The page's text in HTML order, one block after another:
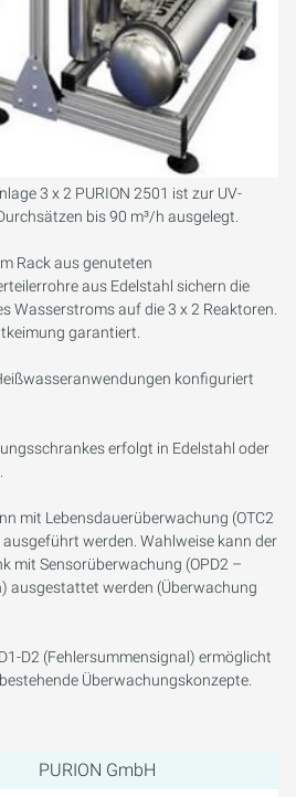
3 x 2 PURION 2501 ist zur UV-
bis 90 m³/h ausgelegt.
Rack aus genuteten
aus Edelstahl sichern die
Wasserstroms auf die 3 x 2 Reaktoren.
garantiert.
konfiguriert
erfolgt in Edelstahl oder
mit Lebensdauerüberwachung (OTC2
werden. Wahlweise kann der
mit Sensorüberwachung (OPD2 –
ausgestattet werden (Überwachung
D2 (Fehlersummensignal) ermöglicht
Überwachungskonzepte.
PURION GmbH